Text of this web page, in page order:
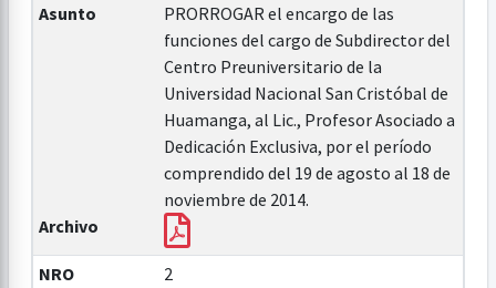
Asunto
PRORROGAR el encargo de las
funciones del cargo de Subdirector del
Centro Preuniversitario de la
Universidad Nacional San Cristóbal de
Huamanga, al Lic., Profesor Asociado a
Dedicación Exclusiva, por el período
comprendido del 19 de agosto al 18 de
noviembre de 2014.
Archivo
NRO
2